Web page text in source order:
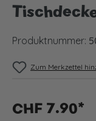
Produktnummer:
Zum Merkzettel
CHF 7.90*